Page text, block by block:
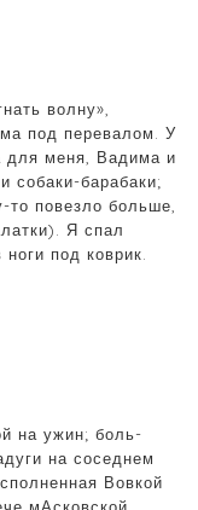
волну»,
под перевалом. У
для меня, Вадима и
собаки-барабаки;
повезло больше,
Я спал
под коврик.
на ужин; боль-
на соседнем
Вовкой